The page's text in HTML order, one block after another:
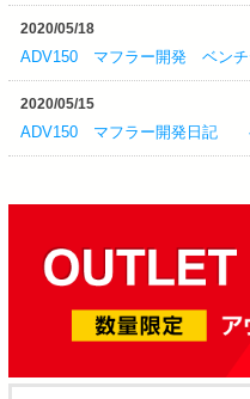
2020/05/18
ADV150 マフラー開発 ベンチ
2020/05/15
ADV150 マフラー開発日記